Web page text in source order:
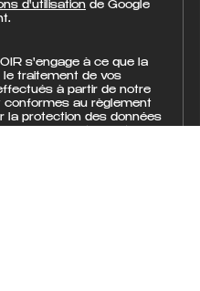
d'utilisation de Google
s'engage à ce que la
le traitement de vos
à partir de notre
conformes au règlement
la protection des données